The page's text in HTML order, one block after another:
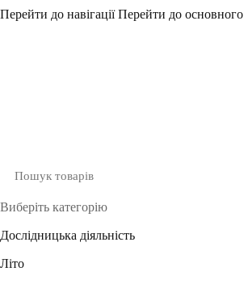
Перейти до навігаціїПерейти до основного
Виберіть категорію
Дослідницька діяльність
Літо